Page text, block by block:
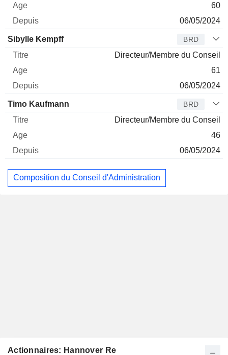
60
06/05/2024
Sibylle Kempff BRD
Directeur/Membre du Conseil
61
06/05/2024
Timo Kaufmann BRD
Directeur/Membre du Conseil
46
06/05/2024
Composition du Conseil d'Administration
Actionnaires: Hannover Re